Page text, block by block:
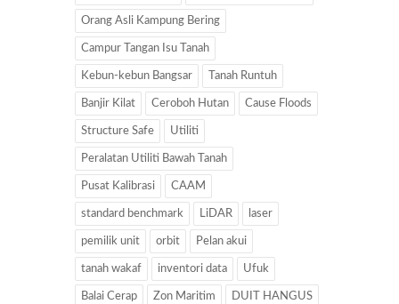
Orang Asli Kampung Bering
Campur Tangan Isu Tanah
Kebun-kebun Bangsar Tanah Runtuh
Banjir Kilat Ceroboh Hutan Cause Floods
Structure Safe Utiliti
Peralatan Utiliti Bawah Tanah
Pusat Kalibrasi CAAM
standard benchmark LiDAR laser
pemilik unit orbit Pelan akui
tanah wakaf inventori data Ufuk
Balai Cerap Zon Maritim DUIT HANGUS